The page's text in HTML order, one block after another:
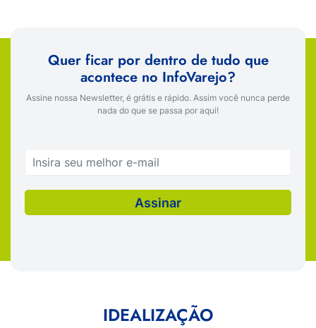
Quer ficar por dentro de tudo que
acontece no InfoVarejo?
Assine nossa Newsletter, é grátis e rápido. Assim você nunca perde
nada do que se passa por aqui!
IDEALIZAÇÃO